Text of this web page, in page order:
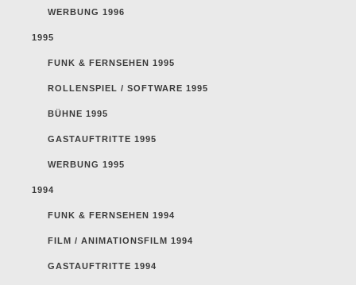
WERBUNG 1996
1995
FUNK & FERNSEHEN 1995
ROLLENSPIEL / SOFTWARE 1995
BÜHNE 1995
GASTAUFTRITTE 1995
WERBUNG 1995
1994
FUNK & FERNSEHEN 1994
FILM / ANIMATIONSFILM 1994
GASTAUFTRITTE 1994